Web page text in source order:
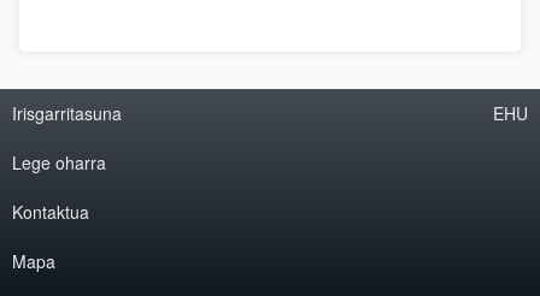
Irisgarritasuna
Lege oharra
Kontaktua
Mapa
EHU